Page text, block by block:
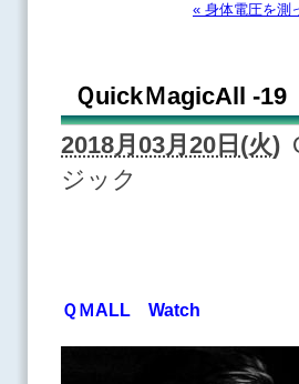
« 身体電圧を測
ＱuickＭagicAll -19
2018月03月20日(火)
ジック
ＱＭALL Watch